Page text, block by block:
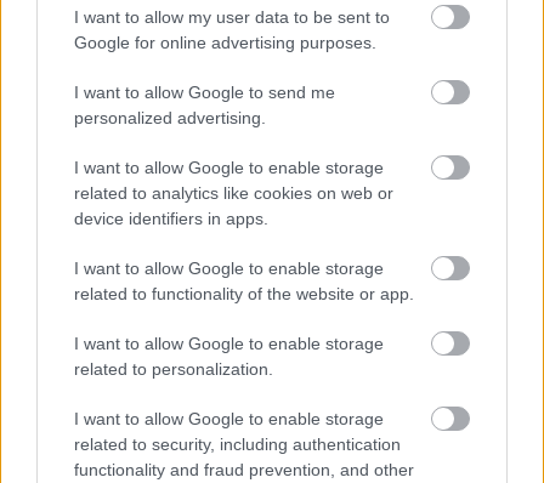
I want to allow my user data to be sent to
Google for online advertising purposes.
I want to allow Google to send me
personalized advertising.
I want to allow Google to enable storage
related to analytics like cookies on web or
device identifiers in apps.
I want to allow Google to enable storage
related to functionality of the website or app.
I want to allow Google to enable storage
related to personalization.
I want to allow Google to enable storage
related to security, including authentication
functionality and fraud prevention, and other